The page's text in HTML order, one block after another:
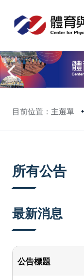
目前位置：主選單
:::
所有公告
最新消息
公告標題